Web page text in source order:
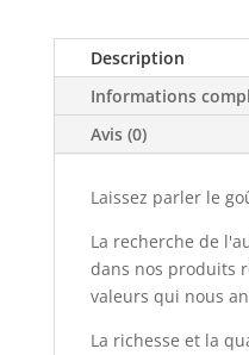
Description
Informations
Avis (0)
Laissez parler le
La recherche de
dans nos produits
valeurs qui nous
La richesse et la